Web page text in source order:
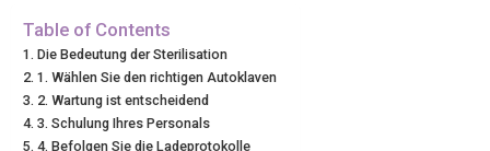
T
T
E
O
O
K
Table of Contents
Die Bedeutung der Sterilisation
1. Wählen Sie den richtigen Autoklaven
2. Wartung ist entscheidend
3. Schulung Ihres Personals
4. Befolgen Sie die Ladeprotokolle